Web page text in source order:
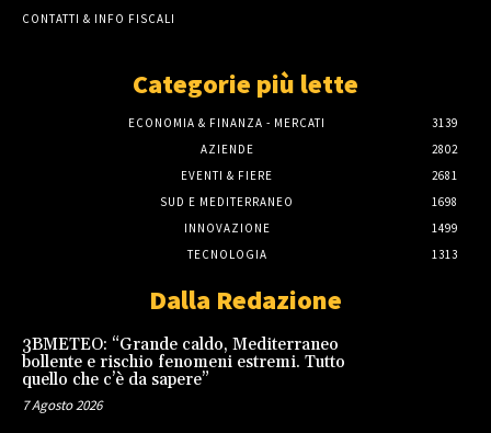
CONTATTI & INFO FISCALI
Categorie più lette
ECONOMIA & FINANZA - MERCATI
3139
AZIENDE
2802
EVENTI & FIERE
2681
SUD E MEDITERRANEO
1698
INNOVAZIONE
1499
TECNOLOGIA
1313
Dalla Redazione
3BMETEO: “Grande caldo, Mediterraneo
bollente e rischio fenomeni estremi. Tutto
quello che c’è da sapere”
7 Agosto 2026